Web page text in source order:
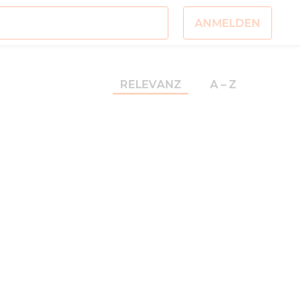
ANMELDEN
RELEVANZ A – Z